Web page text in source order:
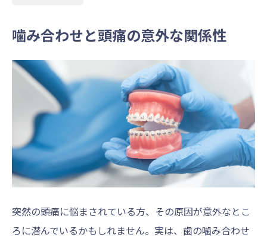
噛み合わせと頭痛の意外な関係性
突然の頭痛に悩まされている方、その原因が意外なとこ
ろに潜んでいるかもしれません。実は、歯の噛み合わせ